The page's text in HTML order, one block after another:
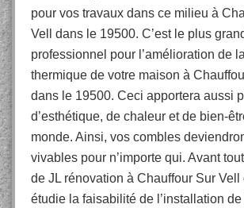
pour vos travaux dans ce milieu à
Vell dans le 19500. C’est le plus
professionnel pour l’amélioration de
thermique de votre maison à
dans le 19500. Ceci apportera aussi
d’esthétique, de chaleur et de bien-
monde. Ainsi, vos combles
vivables pour n’importe qui. Avant
de JL rénovation à Chauffour Sur
étudie la faisabilité de l’installation de